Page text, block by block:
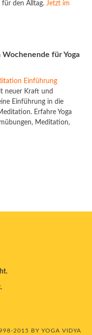
für den Alltag. Jetzt im
für Yoga
Einführung
neuer Kraft und
Einführung in die
Erfahre Yoga
Meditation,
2015 BY YOGA VIDYA